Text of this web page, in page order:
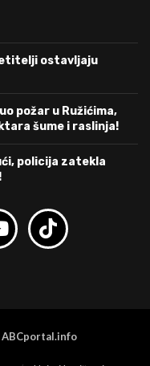
ostavljaju
požar u Ružićima,
šume i raslinja!
policija zatekla